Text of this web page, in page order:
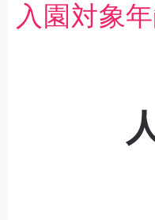
入園対象